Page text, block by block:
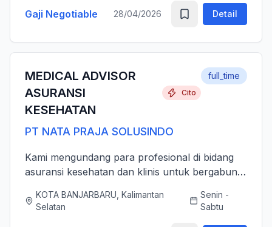
Gaji Negotiable 28/04/2026 Detail
MEDICAL ADVISOR
ASURANSI
KESEHATAN
Cito
PT NATA PRAJA SOLUSINDO
full_time
Kami mengundang para profesional di bidang
asuransi kesehatan dan klinis untuk bergabung
(Senior Officer) untuk memperkuat layanan
KOTA BANJARBARU, Kalimantan
Selatan
Senin -
Sabtu